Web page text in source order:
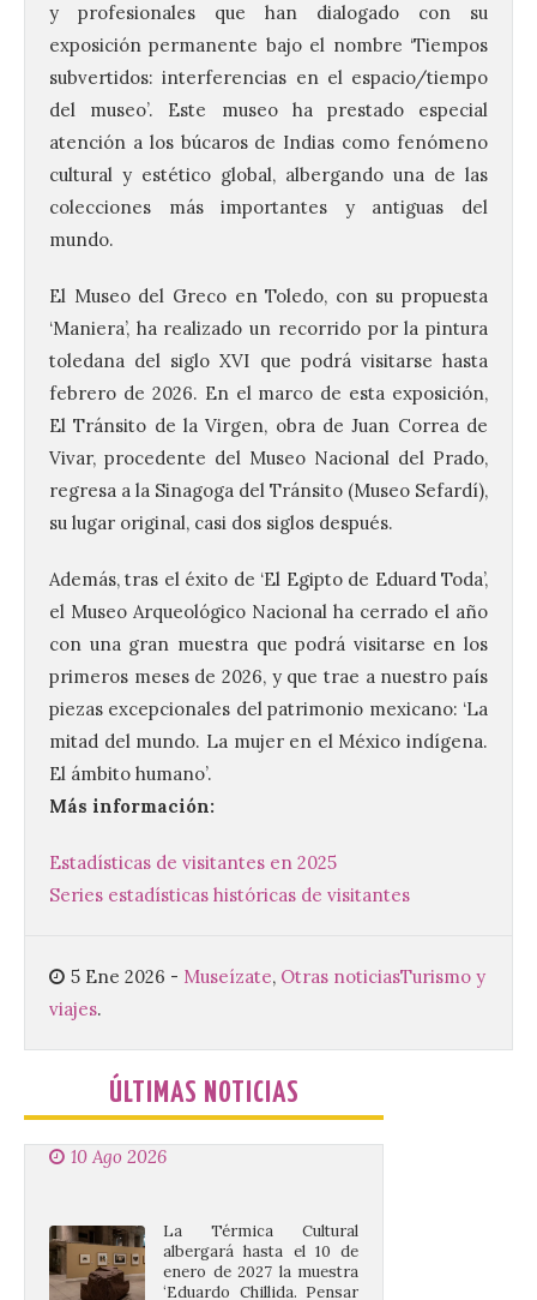
y profesionales que han dialogado con su
exposición permanente bajo el nombre ‘Tiempos
subvertidos: interferencias en el espacio/tiempo
del museo’. Este museo ha prestado especial
atención a los búcaros de Indias como fenómeno
cultural y estético global, albergando una de las
colecciones más importantes y antiguas del
mundo.
El Museo del Greco en Toledo, con su propuesta
‘Maniera’, ha realizado un recorrido por la pintura
toledana del siglo XVI que podrá visitarse hasta
febrero de 2026. En el marco de esta exposición,
El Tránsito de la Virgen, obra de Juan Correa de
Vivar, procedente del Museo Nacional del Prado,
regresa a la Sinagoga del Tránsito (Museo Sefardí),
su lugar original, casi dos siglos después.
Además, tras el éxito de ‘El Egipto de Eduard Toda’,
el Museo Arqueológico Nacional ha cerrado el año
con una gran muestra que podrá visitarse en los
primeros meses de 2026, y que trae a nuestro país
piezas excepcionales del patrimonio mexicano: ‘La
mitad del mundo. La mujer en el México indígena.
El ámbito humano’.
Más información:
Estadísticas de visitantes en 2025
Series estadísticas históricas de visitantes
5 Ene 2026 - Museízate, Otras noticiasTurismo y
viajes.
ÚLTIMAS NOTICIAS
La 69FIDMA ha acogido
este domingo una nueva
edición del Día de León y
Astorga.
10 Ago 2026
El presidente de la
Diputación de León,
Gerardo Álvarez Courel, y
el vicepresidente Roberto
acto institucional organizado con motivo
del Día de León. Organizada por la
gran proyecto expositivo
que conecta la obra de
Eduardo Chillida con el
10 Ago 2026
La Térmica Cultural
albergará hasta el 10 de
con las manos’, formada
por 125 piezas de una de las figuras
esenciales del arte contemporáneo.
Hierro, vacío y memoria industrial